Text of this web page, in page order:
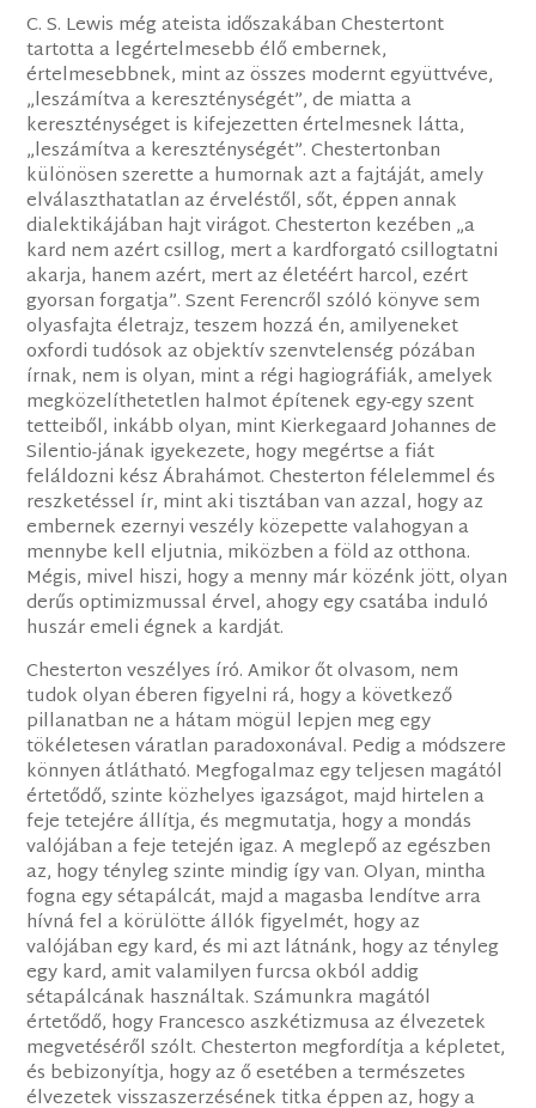
C. S. Lewis még ateista időszakában Chestertont
tartotta a legértelmesebb élő embernek,
értelmesebbnek, mint az összes modernt együttvéve,
„leszámítva a kereszténységét”, de miatta a
kereszténységet is kifejezetten értelmesnek látta,
„leszámítva a kereszténységét”. Chestertonban
különösen szerette a humornak azt a fajtáját, amely
elválaszthatatlan az érveléstől, sőt, éppen annak
dialektikájában hajt virágot. Chesterton kezében „a
kard nem azért csillog, mert a kardforgató csillogtatni
akarja, hanem azért, mert az életéért harcol, ezért
gyorsan forgatja”. Szent Ferencről szóló könyve sem
olyasfajta életrajz, teszem hozzá én, amilyeneket
oxfordi tudósok az objektív szenvtelenség pózában
írnak, nem is olyan, mint a régi hagiográfiák, amelyek
megközelíthetetlen halmot építenek egy-egy szent
tetteiből, inkább olyan, mint Kierkegaard Johannes de
Silentio-jának igyekezete, hogy megértse a fiát
feláldozni kész Ábrahámot. Chesterton félelemmel és
reszketéssel ír, mint aki tisztában van azzal, hogy az
embernek ezernyi veszély közepette valahogyan a
mennybe kell eljutnia, miközben a föld az otthona.
Mégis, mivel hiszi, hogy a menny már közénk jött, olyan
derűs optimizmussal érvel, ahogy egy csatába induló
huszár emeli égnek a kardját.
Chesterton veszélyes író. Amikor őt olvasom, nem
tudok olyan éberen figyelni rá, hogy a következő
pillanatban ne a hátam mögül lepjen meg egy
tökéletesen váratlan paradoxonával. Pedig a módszere
könnyen átlátható. Megfogalmaz egy teljesen magától
értetődő, szinte közhelyes igazságot, majd hirtelen a
feje tetejére állítja, és megmutatja, hogy a mondás
valójában a feje tetején igaz. A meglepő az egészben
az, hogy tényleg szinte mindig így van. Olyan, mintha
fogna egy sétapálcát, majd a magasba lendítve arra
hívná fel a körülötte állók figyelmét, hogy az
valójában egy kard, és mi azt látnánk, hogy az tényleg
egy kard, amit valamilyen furcsa okból addig
sétapálcának használtak. Számunkra magától
értetődő, hogy Francesco aszkétizmusa az élvezetek
megvetéséről szólt. Chesterton megfordítja a képletet,
és bebizonyítja, hogy az ő esetében a természetes
élvezetek visszaszerzésének titka éppen az, hogy a